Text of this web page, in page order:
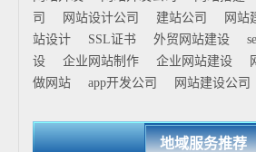
司
网站设计公司 建站公司 网站
站设计
SSL证书 外贸网站建设
设
企业网站制作 企业网站建设
做网站
app开发公司 网站建设公司
地域服务推荐